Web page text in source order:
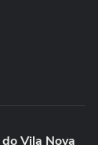
Vila Nova